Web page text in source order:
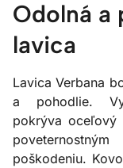
Odolná a
lavica
Lavica Verbana
a pohodlie.
pokrýva oceľový
poškodeniu.